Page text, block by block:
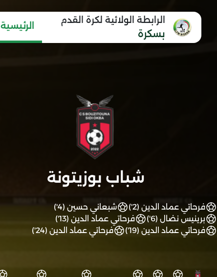
الرابطة الولائية لكرة القدم
بسكرة
الرئيسية
شباب بوزيتونة
فرحاتي عماد الدين (2')
شبعاني حسين (4')
برينيس نضال (6')
فرحاتي عماد الدين (13')
فرحاتي عماد الدين (19')
فرحاتي عماد الدين (24')